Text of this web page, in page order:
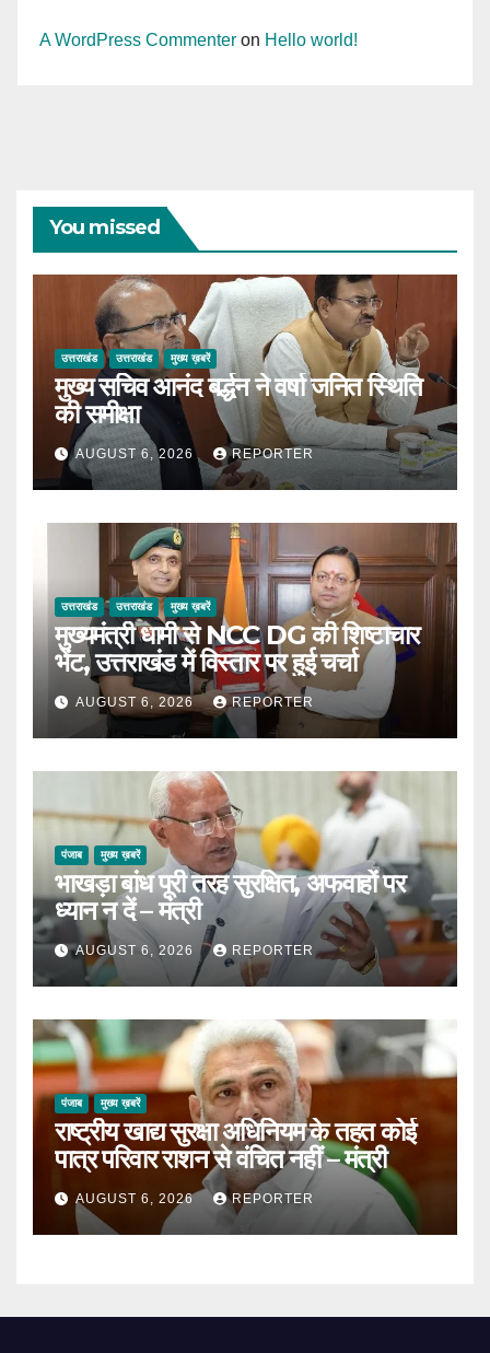
A WordPress Commenter on Hello world!
You missed
उत्तराखंड उत्तराखंड मुख्य ख़बरें
मुख्य सचिव आनंद बर्द्धन ने वर्षा जनित स्थिति
की समीक्षा
AUGUST 6, 2026 REPORTER
उत्तराखंड उत्तराखंड मुख्य ख़बरें
मुख्यमंत्री धामी से NCC DG की शिष्टाचार
भेंट, उत्तराखंड में विस्तार पर हुई चर्चा
AUGUST 6, 2026 REPORTER
पंजाब मुख्य ख़बरें
भाखड़ा बांध पूरी तरह सुरक्षित, अफवाहों पर
ध्यान न दें – मंत्री
AUGUST 6, 2026 REPORTER
पंजाब मुख्य ख़बरें
राष्ट्रीय खाद्य सुरक्षा अधिनियम के तहत कोई
पात्र परिवार राशन से वंचित नहीं – मंत्री
AUGUST 6, 2026 REPORTER